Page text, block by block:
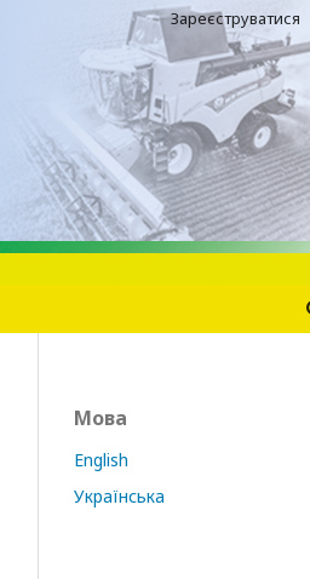
Зареєструватися
Мова
English
Українська